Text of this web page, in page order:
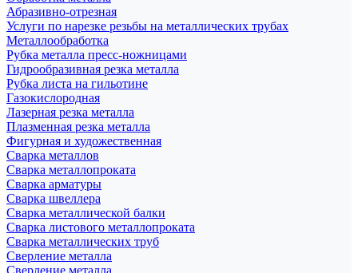
Абразивно-отрезная
Услуги по нарезке резьбы на металлических трубах
Металлообработка
Рубка металла пресс-ножницами
Гидрообразивная резка металла
Рубка листа на гильотине
Газокислородная
Лазерная резка металла
Плазменная резка металла
Фигурная и художественная
Сварка металлов
Сварка металлопроката
Сварка арматуры
Сварка швеллера
Сварка металлической балки
Сварка листового металлопроката
Сварка металлических труб
Сверление металла
Сверление металла